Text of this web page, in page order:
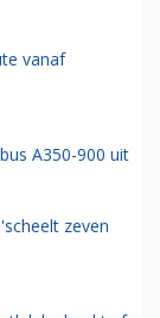
vanaf
A350-900 uit
zeven